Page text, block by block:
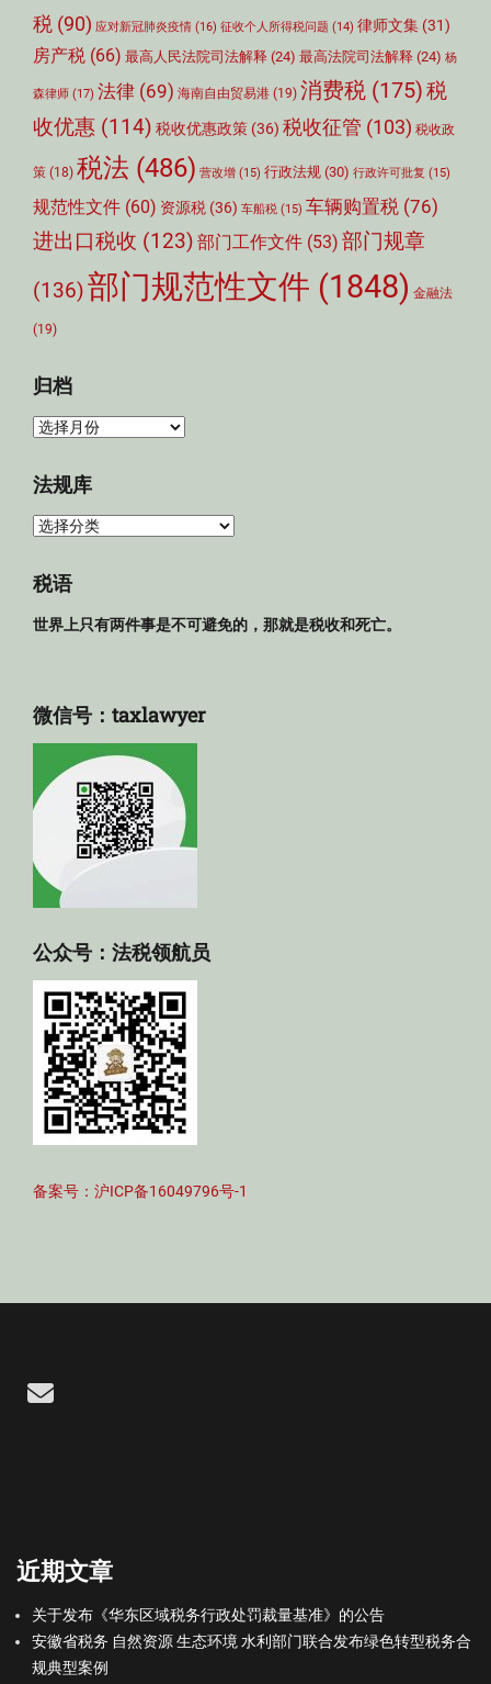
税 (90) 应对新冠肺炎疫情 (16) 征收个人所得税问题 (14) 律师文集 (31)
房产税 (66) 最高人民法院司法解释 (24) 最高法院司法解释 (24) 杨
森律师 (17) 法律 (69) 海南自由贸易港 (19) 消费税 (175)税
收优惠 (114) 税收优惠政策 (36) 税收征管 (103) 税收政
策 (18) 税法 (486) 营改增 (15) 行政法规 (30) 行政许可批复 (15)
规范性文件 (60) 资源税 (36) 车船税 (15) 车辆购置税 (76)
进出口税收 (123) 部门工作文件 (53) 部门规章
(136)部门规范性文件 (1848) 金融法
(19)
归档
归
法规库
法
库
税语
世界上只有两件事是不可避免的，那就是税收和死亡。
微信号：taxlawyer
公众号：法税领航员
备案号：沪ICP备16049796号-1
Email
近期文章
关于发布《华东区域税务行政处罚裁量基准》的公告
安徽省税务 自然资源 生态环境 水利部门联合发布绿色转型税务合
规典型案例